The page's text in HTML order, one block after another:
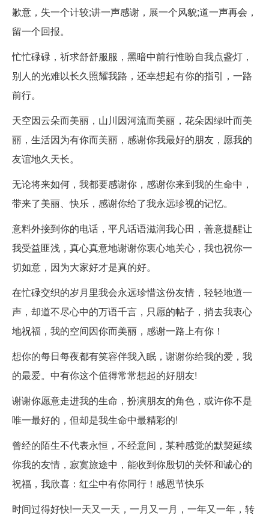
歉意，失一个计较;讲一声感谢，展一个风貌;道一声再会，
留一个回报。
忙忙碌碌，祈求舒舒服服，黑暗中前行惟盼自我点盏灯，
别人的光难以长久照耀我路，还幸想起有你的指引，一路
前行。
天空因云朵而美丽，山川因河流而美丽，花朵因绿叶而美
丽，生活因为有你而美丽，感谢你我最好的朋友，愿我的
友谊地久天长。
无论将来如何，我都要感谢你，感谢你来到我的生命中，
带来了美丽、快乐，感谢你给了我永远珍视的记忆。
意料外接到你的电话，平凡话语滋润我心田，善意提醒让
我受益匪浅，真心真意地谢谢你衷心地关心，我也祝你一
切如意，因为大家好才是真的好。
在忙碌交织的岁月里我会永远珍惜这份友情，轻轻地道一
声，却道不尽心中的万语千言，只愿的帖子，捎去我衷心
地祝福，我的空间因你而美丽，感谢一路上有你！
想你的每日每夜都有笑容伴我入眠，谢谢你给我的爱，我
的最爱。中有你这个值得常常想起的好朋友!
谢谢你愿意走进我的生命，扮演朋友的角色，或许你不是
唯一最好的，但却是我生命中最精彩的!
曾经的陌生不代表永恒，不经意间，某种感觉的默契延续
你我的友情，寂寞旅途中，能收到你殷切的关怀和诚心的
祝福，我欣喜：红尘中有你同行！感恩节快乐
时间过得好快!一天又一天，一月又一月，一年又一年，转